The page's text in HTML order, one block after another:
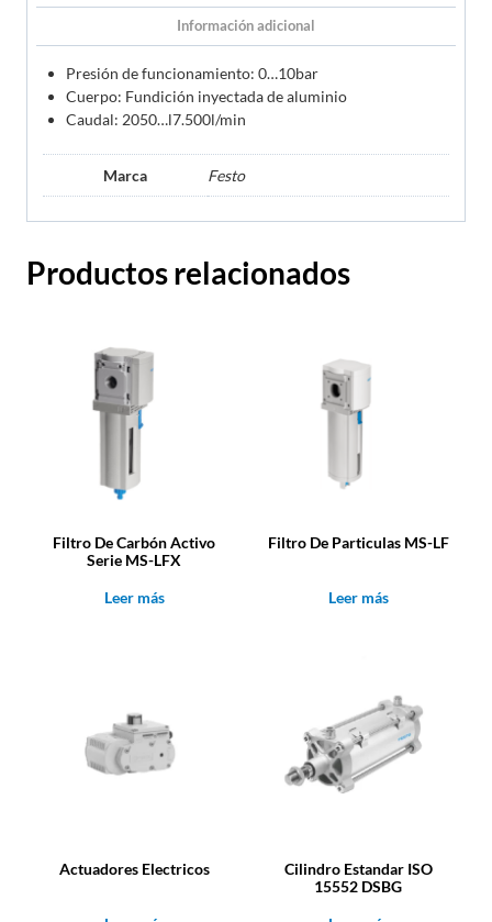
Información adicional
Presión de funcionamiento: 0…10bar
Cuerpo: Fundición inyectada de aluminio
Caudal: 2050…l7.500l/min
Marca Festo
Productos relacionados
Filtro De Carbón Activo
Serie MS-LFX
Leer más
Filtro De Particulas MS-LF
Leer más
Actuadores Electricos
Cilindro Estandar ISO
15552 DSBG